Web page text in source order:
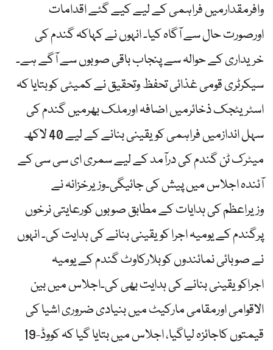
وافرمقدارمیں فراہمی کے لیے کیے گئے اقدامات
اورصورت حال سے آگاہ کیا۔ انہوں نے کہاکہ گندم کی
خریداری کے حوالہ سے پنجاب باقی صوبوں سے آگے ہے۔
سیکرٹری قومی غذائی تحفظ وتحقیق نے کمیٹی کوبتایا کہ
اسٹریٹجک ذخائرمیں اضافہ اورملک بھرمیں گندم کی
سہل اندازمیں فراہمی کویقینی بنانے کے لیے 40 لاکھ
میٹرک ٹن گندم کی درآمد کے لیے سمری ای سی سی کے
آئندہ اجلاس میں پیش کی جائیگی۔وزیرخزانہ نے
وزیراعظم کی ہدایات کے مطابق صوبوں کورعایتی نرخوں
پرگندم کے یومیہ اجرا کویقینی بنانے کی ہدایت کی۔ انہوں
نے صوبائی نمائندوں کوبلارکاوٹ گندم کے یومیہ
اجراکویقینی بنانے کی ہدایت بھی کی۔اجلاس میں بین
الاقوامی اورمقامی مارکیٹ میں بنیادی ضروری اشیا کی
قیمتوں کاجائزہ لیاگیا، اجلاس میں بتایا گیا کہ کووڈ-19